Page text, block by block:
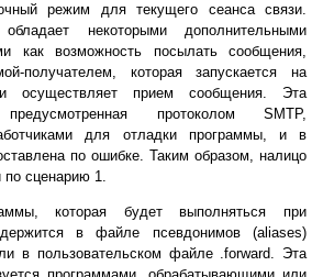
режим для текущего сеанса связи.
некоторыми дополнительными
как возможность посылать сообщения,
получателем, которая запускается на
осуществляет прием сообщения. Эта
протоколом SMTP,
для отладки программы, и в
по ошибке. Таким образом, налицо
по сценарию 1.
которая будет выполняться при
в файле псевдонимов (aliases)
в пользовательском файле .forward. Эта